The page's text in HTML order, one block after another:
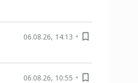
06.08.26, 14:13
06.08.26, 10:55